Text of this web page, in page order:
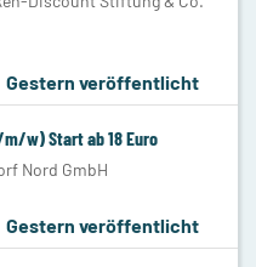
Gestern veröffentlicht
w) Start ab 18 Euro
Nord GmbH
Gestern veröffentlicht